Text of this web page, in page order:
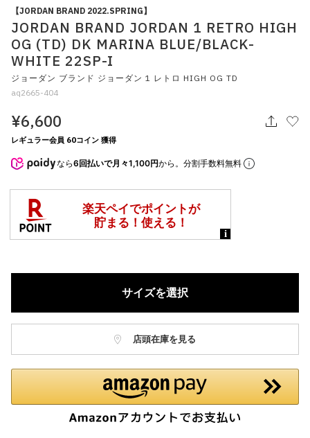
【JORDAN BRAND 2022.SPRING】
JORDAN BRAND JORDAN 1 RETRO HIGH
OG (TD) DK MARINA BLUE/BLACK-
WHITE 22SP-I
ジョーダン ブランド ジョーダン 1 レトロ HIGH OG TD
aq2665-404
¥6,600
レギュラー会員 60コイン 獲得
なら6回払いで月々1,100円から。分割手数料無料
サイズを選択
店頭在庫を見る